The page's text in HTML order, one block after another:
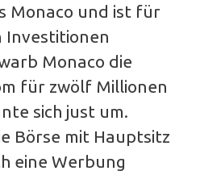
Monaco und ist für
Investitionen
Monaco die
für zwölf Millionen
sich just um.
Börse mit Hauptsitz
eine Werbung